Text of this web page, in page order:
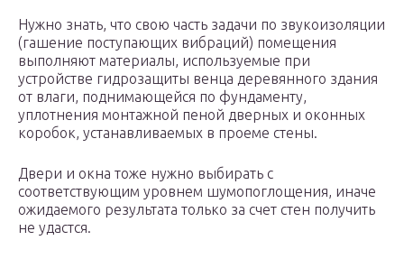
Нужно знать, что свою часть задачи по звукоизоляции
(гашение поступающих вибраций) помещения
выполняют материалы, используемые при
устройстве гидрозащиты венца деревянного здания
от влаги, поднимающейся по фундаменту,
уплотнения монтажной пеной дверных и оконных
коробок, устанавливаемых в проеме стены.
Двери и окна тоже нужно выбирать с
соответствующим уровнем шумопоглощения, иначе
ожидаемого результата только за счет стен получить
не удастся.